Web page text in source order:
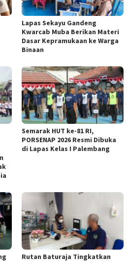
Lapas Sekayu Gandeng
Kwarcab Muba Berikan Materi
Dasar Kepramukaan ke Warga
Binaan
Semarak HUT ke-81 RI,
PORSENAP 2026 Resmi Dibuka
di Lapas Kelas I Palembang
Rutan Baturaja Tingkatkan